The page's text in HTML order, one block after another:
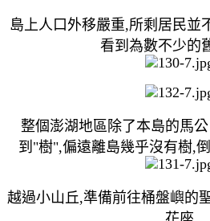
島上人口外移嚴重,所剩居民並
看到為數不少的
整個澎湖地區除了本島的馬
到"樹",偏遠離島幾乎沒有樹,
越過小山丘,準備前往桶盤嶼的